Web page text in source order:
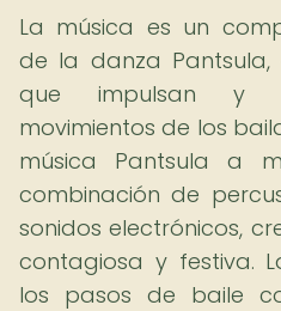
La música es un
de la danza Pantsula,
que impulsan y
movimientos de los
música Pantsula a
combinación de
sonidos electrónicos,
contagiosa y festiva.
los pasos de baile